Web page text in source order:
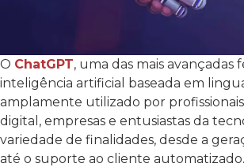
O ChatGPT, uma das mais avançadas
inteligência artificial baseada em
amplamente utilizado por
digital, empresas e entusiastas da
variedade de finalidades, desde a
até o suporte ao cliente automatizado.